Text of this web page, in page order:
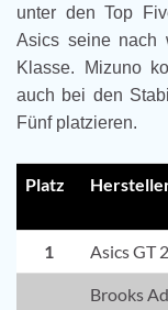
unter den Top
Asics seine nach
Klasse. Mizuno
auch bei den
Fünf platzieren.
Platz
1 Asics GT
Brooks